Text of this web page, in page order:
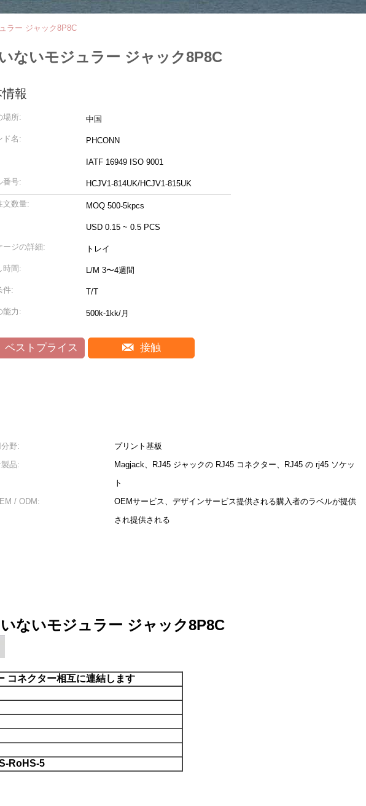
ラー ジャック8P8C
ないモジュラー ジャック8P8C
報
場所: 中国
ド名: PHCONN
IATF 16949 ISO 9001
番号: HCJV1-814UK/HCJV1-815UK
文数量: MOQ 500-5kpcs
USD 0.15 ~ 0.5 PCS
ージの詳細: トレイ
時間: L/M 3〜4週間
件: T/T
能力: 500k-1kk/月
ベストプライス 接触
野:
プリント基板
品:
Magjack、RJ45 ジャックの RJ45 コネクター、RJ45 の rj45 ソケッ
ト
/ ODM:
OEMサービス、デザインサービス提供される購入者のラベルが提供
され提供される
ないモジュラー ジャック8P8C
コネクター相互に連結します
RoHS-5